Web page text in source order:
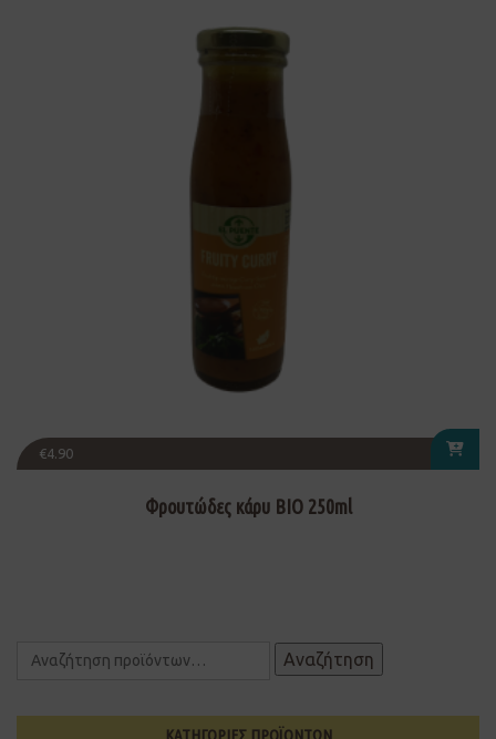
€4.90
Φρουτώδες κάρυ ΒΙΟ 250ml
Αναζήτηση
ΚΑΤΗΓΟΡΙΕΣ ΠΡΟΪΟΝΤΩΝ